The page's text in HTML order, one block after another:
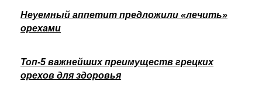
Неуемный аппетит предложили «лечить»
орехами
Топ-5 важнейших преимуществ грецких
орехов для здоровья